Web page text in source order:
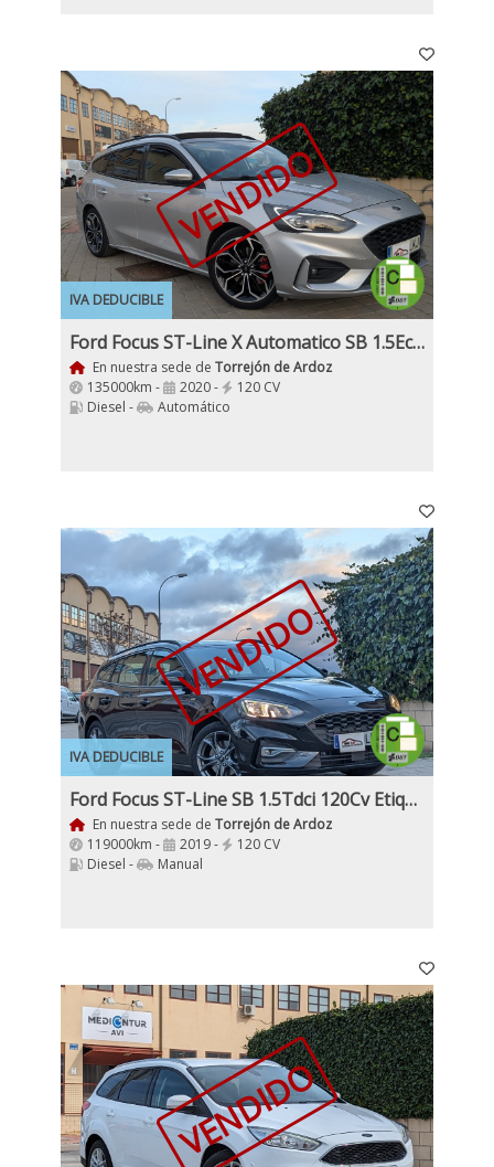
IVA DEDUCIBLE
VENDIDO
Ford Focus ST-Line X Automatico SB 1.5EcoBlue 120Cv Nacional IVA y Garantía Inc
En nuestra sede de Torrejón de Ardoz
135000km -
2020 -
120 CV
Diesel -
Automático
IVA DEDUCIBLE
VENDIDO
Ford Focus ST-Line SB 1.5Tdci 120Cv Etiqueta C Nacional 1Dueño
En nuestra sede de Torrejón de Ardoz
119000km -
2019 -
120 CV
Diesel -
Manual
VENDIDO